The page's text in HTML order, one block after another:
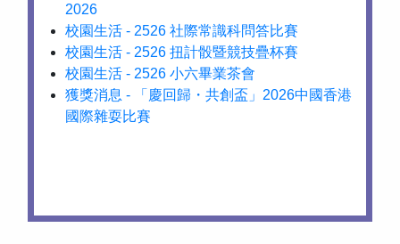
2026
校園生活 - 2526 社際常識科問答比賽
校園生活 - 2526 扭計骰暨競技疊杯賽
校園生活 - 2526 小六畢業茶會
獲獎消息 - 「慶回歸・共創盃」2026中國香港
國際雜耍比賽